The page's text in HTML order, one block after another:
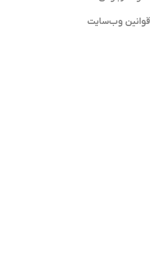
قوانین وب‌سایت